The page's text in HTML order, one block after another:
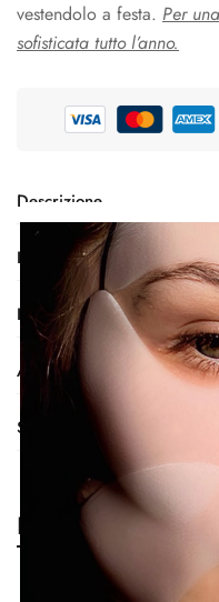
vestendolo a festa. Per
sofisticata tutto l’anno.
Descrizione
Informazioni aggiuntive
Ingredienti
Avvertenze e
Smaltimento
Recensioni